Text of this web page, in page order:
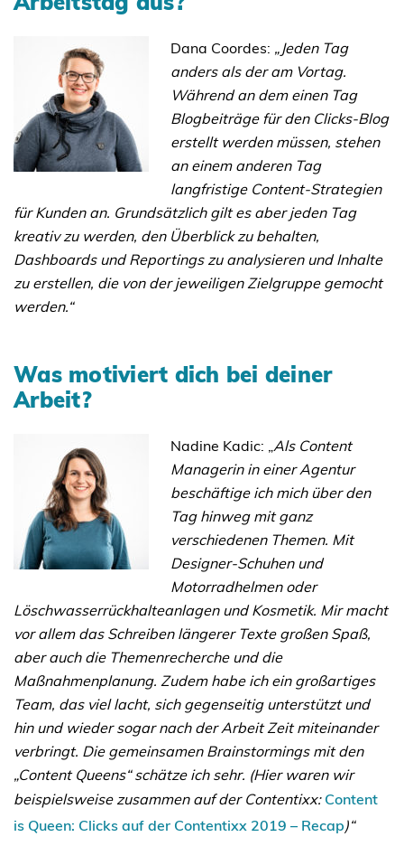
Dana Coordes: „Jeden Tag
anders als der am Vortag.
Während an dem einen Tag
Blogbeiträge für den Clicks-Blog
erstellt werden müssen, stehen
an einem anderen Tag
langfristige Content-Strategien
für Kunden an. Grundsätzlich gilt es aber jeden Tag
kreativ zu werden, den Überblick zu behalten,
Dashboards und Reportings zu analysieren und Inhalte
zu erstellen, die von der jeweiligen Zielgruppe gemocht
werden.“
Was motiviert dich bei deiner
Arbeit?
Nadine Kadic: „ Als Content
Managerin in einer Agentur
beschäftige ich mich über den
Tag hinweg mit ganz
verschiedenen Themen. Mit
Designer-Schuhen und
Motorradhelmen oder
Löschwasserrückhalteanlagen und Kosmetik. Mir macht
vor allem das Schreiben längerer Texte großen Spaß,
aber auch die Themenrecherche und die
Maßnahmenplanung. Zudem habe ich ein großartiges
Team, das viel lacht, sich gegenseitig unterstützt und
hin und wieder sogar nach der Arbeit Zeit miteinander
verbringt. Die gemeinsamen Brainstormings mit den
„Content Queens“ schätze ich sehr. (Hier waren wir
beispielsweise zusammen auf der Contentixx: Content
is Queen: Clicks auf der Contentixx 2019 – Recap)“